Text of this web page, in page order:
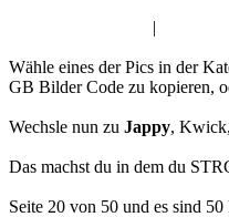
|
Wähle eines der Pics in der
GB Bilder Code zu kopieren,
Wechsle nun zu Jappy,
Das machst du in dem du
Seite 20 von 50 und es sind